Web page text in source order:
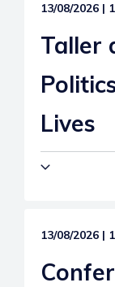
13/08/2026 |
Taller
Lives
13/08/2026 |